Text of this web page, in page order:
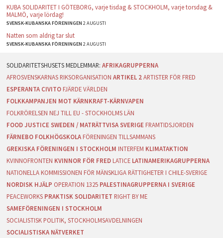
KUBA SOLIDARITET I GÖTEBORG, varje tisdag & STOCKHOLM, varje torsdag &
MALMÖ, varje lördag!
SVENSK-KUBANSKA FÖRENINGEN2 AUGUSTI
Natten som aldrig tar slut
SVENSK-KUBANSKA FÖRENINGEN2 AUGUSTI
AFRIKAGRUPPERNA
AFROSVENSKARNAS RIKSORGANISATION ARTIKEL 2 ARTISTER FÖR FRED
ESPERANTA CIVITO FJÄRDE VÄRLDEN
FOLKKAMPANJEN MOT KÄRNKRAFT-KÄRNVAPEN
FOLKRÖRELSEN NEJ TILL EU - STOCKHOLMS LÄN
FOOD JUSTICE SWEDEN / MATRÄTTVISA SVERIGE FRAMTIDSJORDEN
FÄRNEBO FOLKHÖGSKOLA FÖRENINGEN TILLSAMMANS
GREKISKA FÖRENINGEN I STOCKHOLM INTERFEM KLIMATAKTION
KVINNOFRONTEN KVINNOR FÖR FRED LATICE LATINAMERIKAGRUPPERNA
NATIONELLA KOMMISSIONEN FÖR MÄNSKLIGA RÄTTIGHETER I CHILE-SVERIGE
NORDISK HJÄLP OPERATION 1325 PALESTINAGRUPPERNA I SVERIGE
PEACEWORKS PRAKTISK SOLIDARITET RIGHT BY ME
SAMEFÖRENINGEN I STOCKHOLM
SOCIALISTISK POLITIK, STOCKHOLMSAVDELNINGEN
SOCIALISTISKA NÄTVERKET